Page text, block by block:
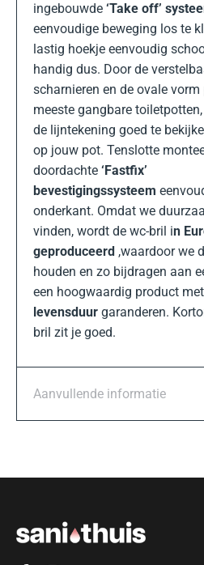
ingebouwde ‘Take off’
eenvoudige beweging los te
lastig hoekje eenvoudig
handig dus. Door de
scharnieren en de ovale
meeste gangbare
de lijntekening goed te
op jouw pot. Tenslotte
doordachte ‘Fastfix’
bevestigingssysteem
onderkant. Omdat we
vinden, wordt de wc-bril in
geproduceerd ,waardoor we
houden en zo bijdragen aan
een hoogwaardig product
levensduur garanderen.
bril zit je goed.
Aanvullende informatie